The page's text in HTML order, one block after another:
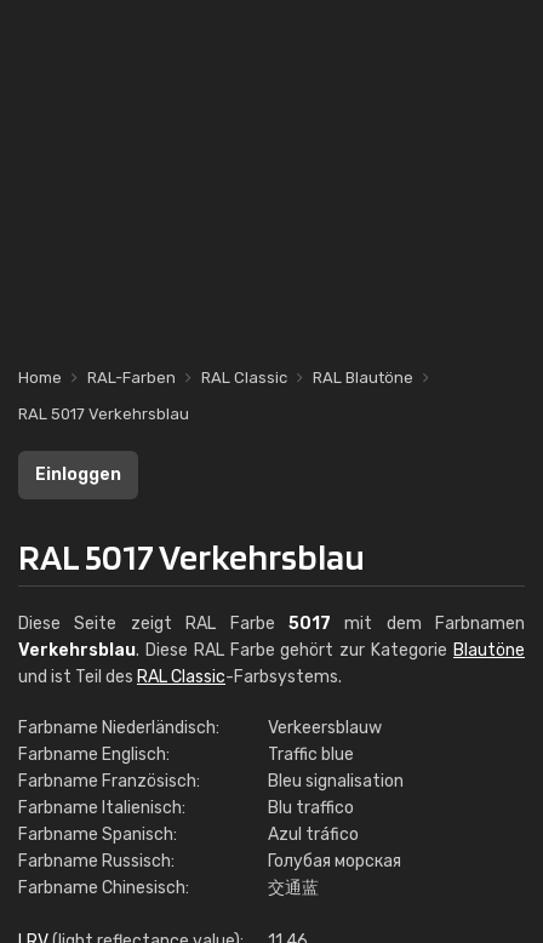
Home RAL-Farben RAL Classic
RAL Blautöne
RAL 5017 Verkehrsblau
Einloggen
RAL 5017 Verkehrsblau
Diese Seite zeigt RAL Farbe 5017 mit dem Farbnamen
Verkehrsblau. Diese RAL Farbe gehört zur Kategorie Blautöne
und ist Teil des RAL Classic-Farbsystems.
Farbname Niederländisch:
Verkeersblauw
Farbname Englisch:
Traffic blue
Farbname Französisch:
Bleu signalisation
Farbname Italienisch:
Blu traffico
Farbname Spanisch:
Azul tráfico
Farbname Russisch:
Голубая морская
Farbname Chinesisch:
交通蓝